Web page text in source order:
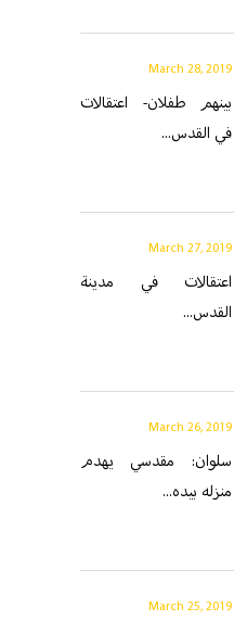
March 28, 2019
بينهم طفلان- اعتقالات
في القدس...
March 27, 2019
اعتقالات في مدينة
القدس...
March 26, 2019
سلوان: مقدسي يهدم
منزله بيده...
March 25, 2019